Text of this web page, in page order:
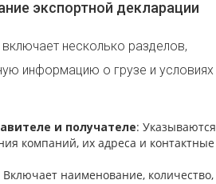
экспортной декларации
несколько разделов,
информацию о грузе и условиях
и получателе: Указываются
компаний, их адреса и контактные
Включает наименование, количество,